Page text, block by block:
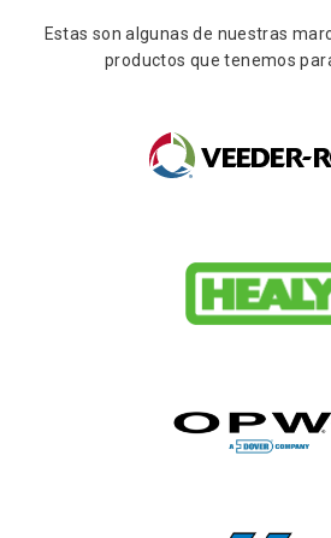
Estas son algunas de nuestras
productos que tenemos